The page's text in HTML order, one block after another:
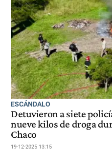
ESCÁNDALO
Detuvieron a siete
nueve kilos de droga
Chaco
19-12-2025 13:15